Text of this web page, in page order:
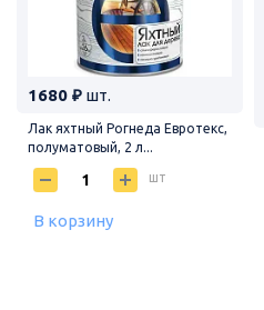
1680 ₽ шт.
Лак яхтный Рогнеда Евротекс,
полуматовый, 2 л...
шт
В корзину